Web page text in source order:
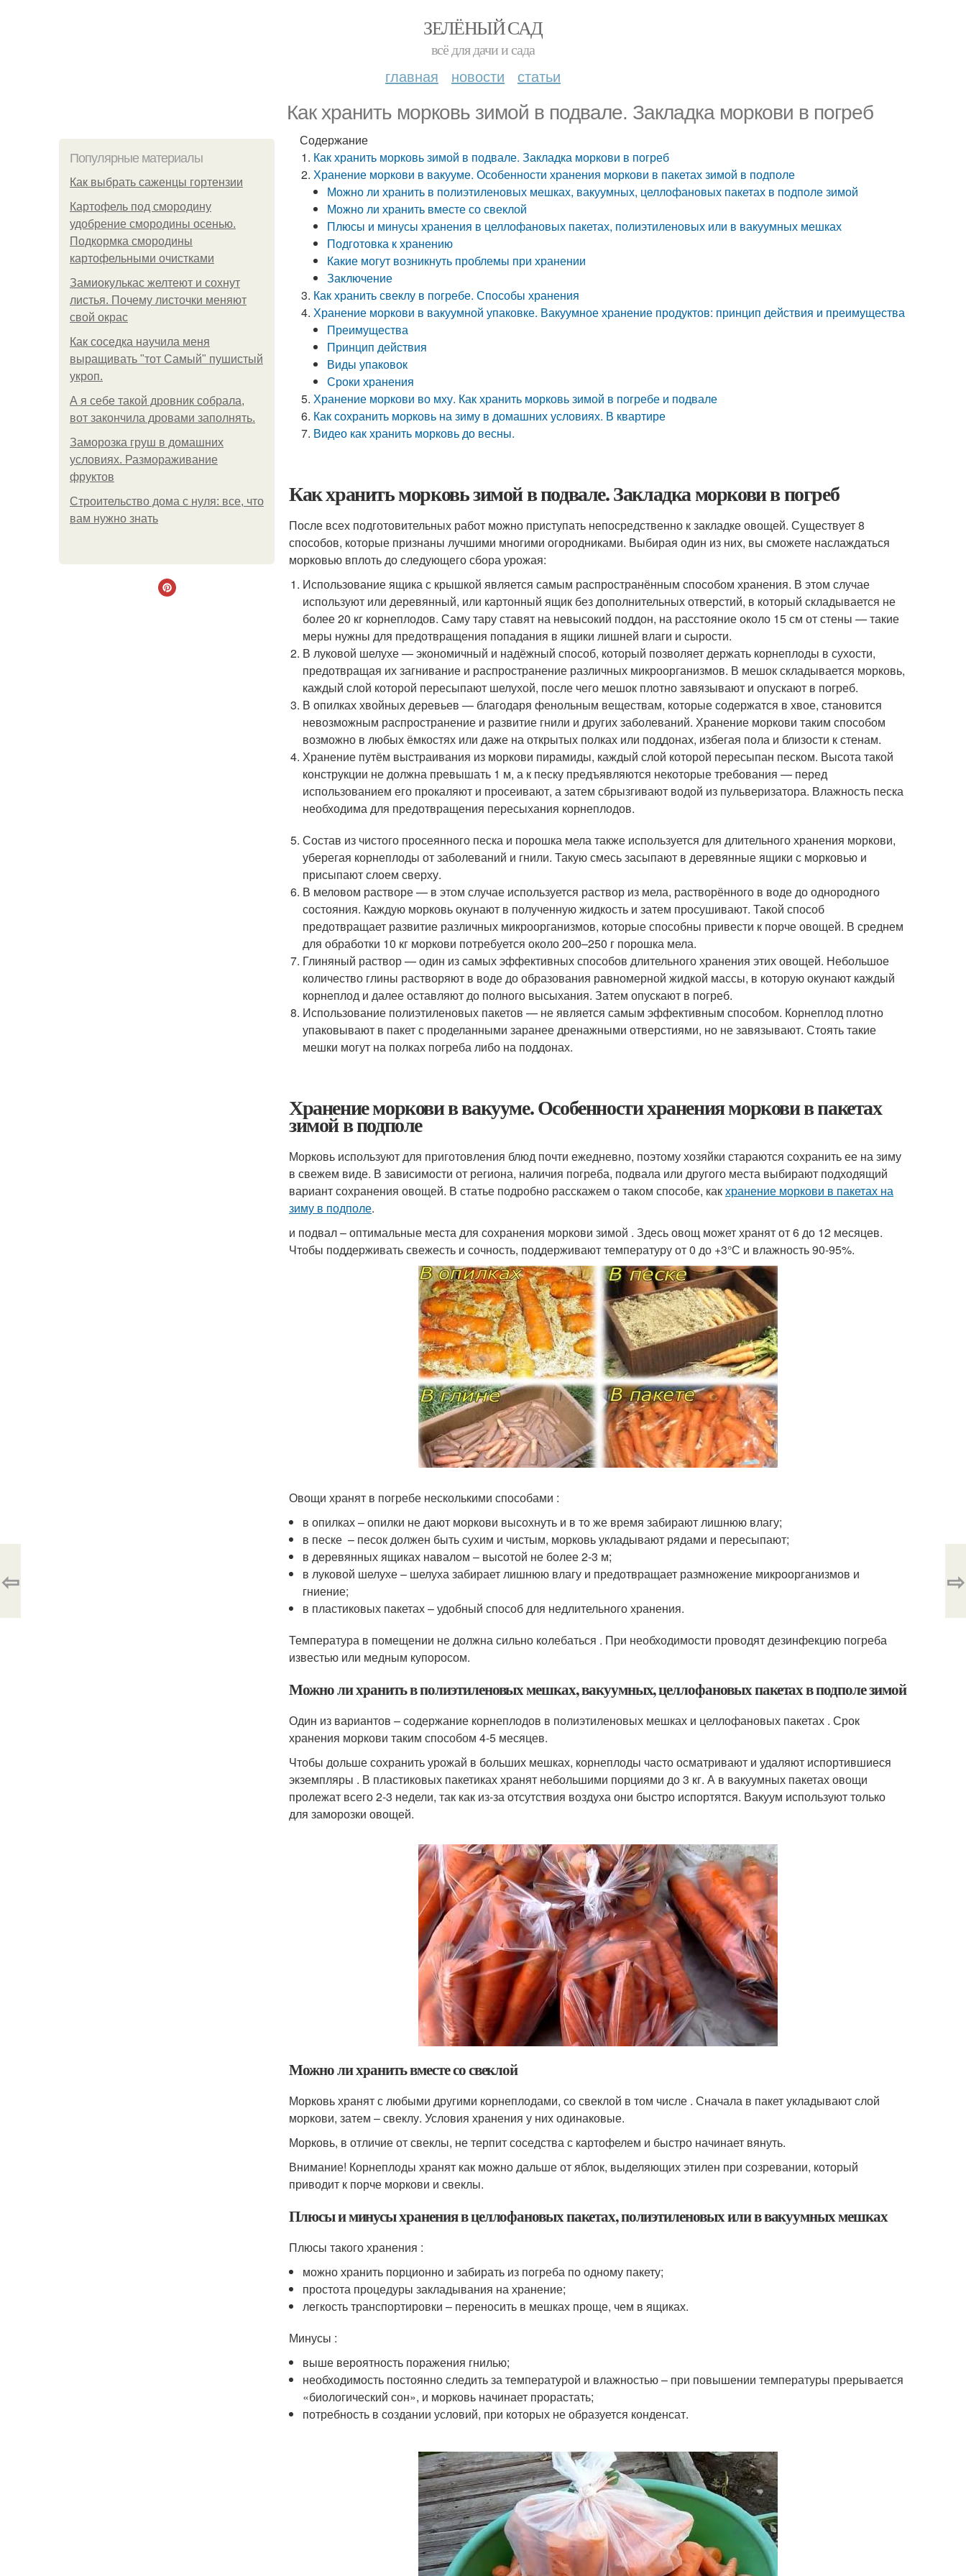
ЗЕЛЁНЫЙ САД
всё для дачи и сада
главная новости статьи
Как хранить морковь зимой в подвале. Закладка моркови в погреб
Популярные материалы
Как выбрать саженцы гортензии
Картофель под смородину
удобрение смородины осенью.
Подкормка смородины
картофельными очистками
Замиокулькас желтеют и сохнут
листья. Почему листочки меняют
свой окрас
Как соседка научила меня
выращивать "тот Самый" пушистый
укроп.
А я себе такой дровник собрала,
вот закончила дровами заполнять.
Заморозка груш в домашних
условиях. Размораживание
фруктов
Строительство дома с нуля: все, что
вам нужно знать
Содержание
Как хранить морковь зимой в подвале. Закладка моркови в погреб
Хранение моркови в вакууме. Особенности хранения моркови в пакетах зимой в подполе
Можно ли хранить в полиэтиленовых мешках, вакуумных, целлофановых пакетах в подполе зимой
Можно ли хранить вместе со свеклой
Плюсы и минусы хранения в целлофановых пакетах, полиэтиленовых или в вакуумных мешках
Подготовка к хранению
Какие могут возникнуть проблемы при хранении
Заключение
Как хранить свеклу в погребе. Способы хранения
Хранение моркови в вакуумной упаковке. Вакуумное хранение продуктов: принцип действия и преимущества
Преимущества
Принцип действия
Виды упаковок
Сроки хранения
Хранение моркови во мху. Как хранить морковь зимой в погребе и подвале
Как сохранить морковь на зиму в домашних условиях. В квартире
Видео как хранить морковь до весны.
Как хранить морковь зимой в подвале. Закладка моркови в погреб
После всех подготовительных работ можно приступать непосредственно к закладке овощей. Существует 8
способов, которые признаны лучшими многими огородниками. Выбирая один из них, вы сможете наслаждаться
морковью вплоть до следующего сбора урожая:
Использование ящика с крышкой является самым распространённым способом хранения. В этом случае
используют или деревянный, или картонный ящик без дополнительных отверстий, в который складывается не
более 20 кг корнеплодов. Саму тару ставят на невысокий поддон, на расстояние около 15 см от стены — такие
меры нужны для предотвращения попадания в ящики лишней влаги и сырости.
В луковой шелухе — экономичный и надёжный способ, который позволяет держать корнеплоды в сухости,
предотвращая их загнивание и распространение различных микроорганизмов. В мешок складывается морковь,
каждый слой которой пересыпают шелухой, после чего мешок плотно завязывают и опускают в погреб.
В опилках хвойных деревьев — благодаря фенольным веществам, которые содержатся в хвое, становится
невозможным распространение и развитие гнили и других заболеваний. Хранение моркови таким способом
возможно в любых ёмкостях или даже на открытых полках или поддонах, избегая пола и близости к стенам.
Хранение путём выстраивания из моркови пирамиды, каждый слой которой пересыпан песком. Высота такой
конструкции не должна превышать 1 м, а к песку предъявляются некоторые требования — перед
использованием его прокаляют и просеивают, а затем сбрызгивают водой из пульверизатора. Влажность песка
необходима для предотвращения пересыхания корнеплодов.
Состав из чистого просеянного песка и порошка мела также используется для длительного хранения моркови,
уберегая корнеплоды от заболеваний и гнили. Такую смесь засыпают в деревянные ящики с морковью и
присыпают слоем сверху.
В меловом растворе — в этом случае используется раствор из мела, растворённого в воде до однородного
состояния. Каждую морковь окунают в полученную жидкость и затем просушивают. Такой способ
предотвращает развитие различных микроорганизмов, которые способны привести к порче овощей. В среднем
для обработки 10 кг моркови потребуется около 200–250 г порошка мела.
Глиняный раствор — один из самых эффективных способов длительного хранения этих овощей. Небольшое
количество глины растворяют в воде до образования равномерной жидкой массы, в которую окунают каждый
корнеплод и далее оставляют до полного высыхания. Затем опускают в погреб.
Использование полиэтиленовых пакетов — не является самым эффективным способом. Корнеплод плотно
упаковывают в пакет с проделанными заранее дренажными отверстиями, но не завязывают. Стоять такие
мешки могут на полках погреба либо на поддонах.
Хранение моркови в вакууме. Особенности хранения моркови в пакетах
зимой в подполе
Морковь используют для приготовления блюд почти ежедневно, поэтому хозяйки стараются сохранить ее на зиму
в свежем виде. В зависимости от региона, наличия погреба, подвала или другого места выбирают подходящий
вариант сохранения овощей. В статье подробно расскажем о таком способе, какхранение моркови в пакетах на
зиму в подполе.
и подвал – оптимальные места для сохранения моркови зимой . Здесь овощ может хранят от 6 до 12 месяцев.
Чтобы поддерживать свежесть и сочность, поддерживают температуру от 0 до +3°С и влажность 90-95%.
Овощи хранят в погребе несколькими способами :
в опилках – опилки не дают моркови высохнуть и в то же время забирают лишнюю влагу;
в песке – песок должен быть сухим и чистым, морковь укладывают рядами и пересыпают;
в деревянных ящиках навалом – высотой не более 2-3 м;
в луковой шелухе – шелуха забирает лишнюю влагу и предотвращает размножение микроорганизмов и
гниение;
в пластиковых пакетах – удобный способ для недлительного хранения.
Температура в помещении не должна сильно колебаться . При необходимости проводят дезинфекцию погреба
известью или медным купоросом.
Можно ли хранить в полиэтиленовых мешках, вакуумных, целлофановых пакетах в подполе зимой
Один из вариантов – содержание корнеплодов в полиэтиленовых мешках и целлофановых пакетах . Срок
хранения моркови таким способом 4-5 месяцев.
Чтобы дольше сохранить урожай в больших мешках, корнеплоды часто осматривают и удаляют испортившиеся
экземпляры . В пластиковых пакетиках хранят небольшими порциями до 3 кг. А в вакуумных пакетах овощи
пролежат всего 2-3 недели, так как из-за отсутствия воздуха они быстро испортятся. Вакуум используют только
для заморозки овощей.
Можно ли хранить вместе со свеклой
Морковь хранят с любыми другими корнеплодами, со свеклой в том числе . Сначала в пакет укладывают слой
моркови, затем – свеклу. Условия хранения у них одинаковые.
Морковь, в отличие от свеклы, не терпит соседства с картофелем и быстро начинает вянуть.
Внимание! Корнеплоды хранят как можно дальше от яблок, выделяющих этилен при созревании, который
приводит к порче моркови и свеклы.
Плюсы и минусы хранения в целлофановых пакетах, полиэтиленовых или в вакуумных мешках
Плюсы такого хранения :
можно хранить порционно и забирать из погреба по одному пакету;
простота процедуры закладывания на хранение;
легкость транспортировки – переносить в мешках проще, чем в ящиках.
Минусы :
выше вероятность поражения гнилью;
необходимость постоянно следить за температурой и влажностью – при повышении температуры прерывается
«биологический сон», и морковь начинает прорастать;
потребность в создании условий, при которых не образуется конденсат.
⇦ ⇨